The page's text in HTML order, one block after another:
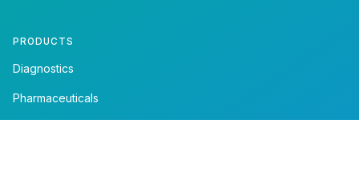
PRODUCTS
Diagnostics
Pharmaceuticals